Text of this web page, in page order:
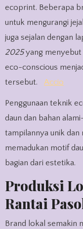
ecoprint. Beberapa
untuk mengurangi
juga sejalan dengan
2025yang menyebut
eco-conscious
tersebut.
Accio
Penggunaan teknik
daun dan bahan
tampilannya unik dan
memadukan motif
bagian dari estetika.
Produksi
Rantai
Brand lokal semakin